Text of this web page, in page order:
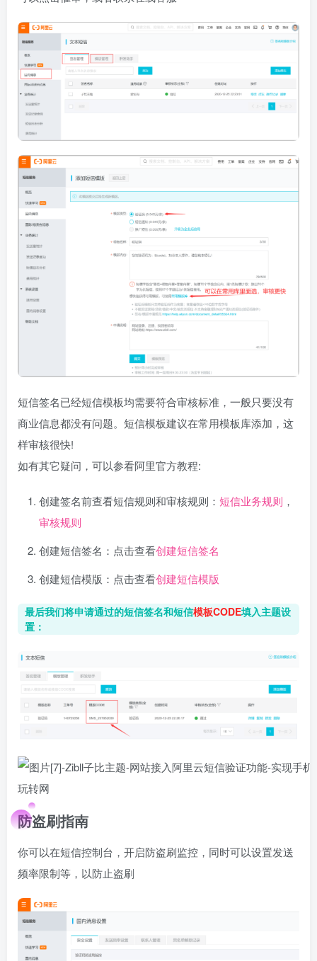
短信签名已经短信模板均需要符合审核标准，一般只要没有
商业信息都没有问题。短信模板建议在常用模板库添加，这
样审核很快!
如有其它疑问，可以参看阿里官方教程:
创建签名前查看短信规则和审核规则： 短信业务规则 ，
审核规则
创建短信签名：点击查看创建短信签名
创建短信模版：点击查看创建短信模版
最后我们将申请通过的短信签名和短信模板CODE填入主题设
置：
防盗刷指南
你可以在短信控制台，开启防盗刷监控，同时可以设置发送
频率限制等，以防止盗刷